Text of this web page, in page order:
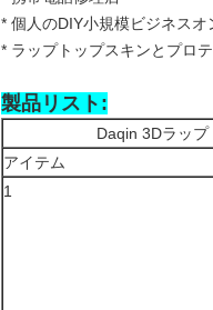
* 個人のDIY小規模ビジネスオ
* ラップトップスキンとプロ
製品リスト:
Daqin 3Dラップトッ
アイテム
1